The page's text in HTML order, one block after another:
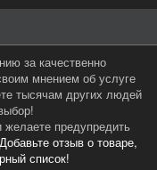
за качественно
мнением об услуге
тысячам других людей
предупредить
Добавьте отзыв о товаре,
список!